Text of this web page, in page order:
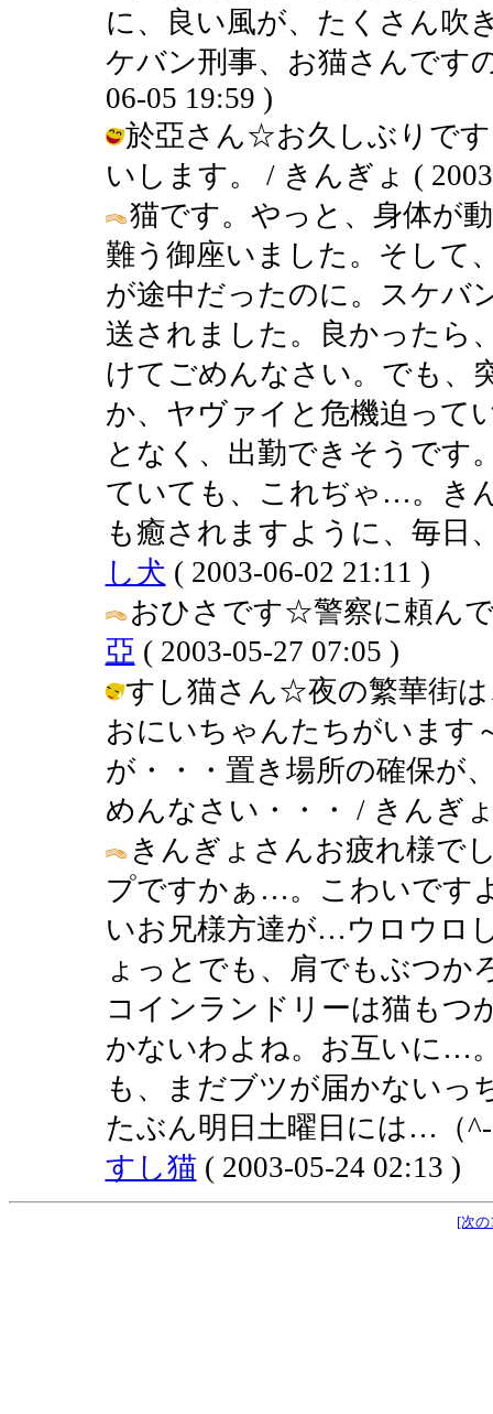
に、良い風が、たくさん
ケバン刑事、お猫さんです
06-05 19:59 )
於亞さん☆お久しぶりで
いします。 / きんぎょ (
猫です。やっと、身体が
難う御座いました。そして
が途中だったのに。スケバ
送されました。良かったら
けてごめんなさい。でも、
か、ヤヴァイと危機迫って
となく、出勤できそうで
ていても、これぢゃ…。き
も癒されますように、毎日
し犬 ( 2003-06-02 21:11 )
おひさです☆警察に頼ん
亞 ( 2003-05-27 07:05 )
すし猫さん☆夜の繁華街
おにいちゃんたちがいま
が・・・置き場所の確保が
めんなさい・・・ / きんぎ
きんぎょさんお疲れ様で
プですかぁ…。こわいです
いお兄様方達が…ウロウロ
ょっとでも、肩でもぶつ
コインランドリーは猫も
かないわよね。お互いに…
も、まだブツが届かないっ
たぶん明日土曜日には…（
すし猫 ( 2003-05-24 02:13 )
[次